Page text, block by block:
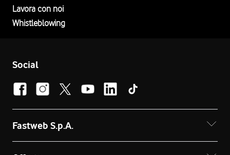
Lavora con noi
Whistleblowing
Social
Fastweb S.p.A.